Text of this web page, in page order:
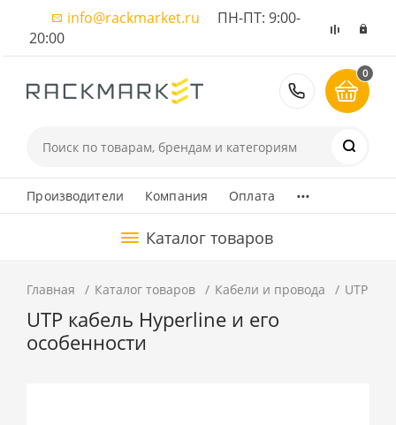
info@rackmarket.ru ПН-ПТ: 9:00-
20:00
8 (495)
0
Производители Компания Оплата ...
Каталог товаров
Главная Каталог товаров Кабели и провода UTP
UTP кабель Hyperline и его
особенности